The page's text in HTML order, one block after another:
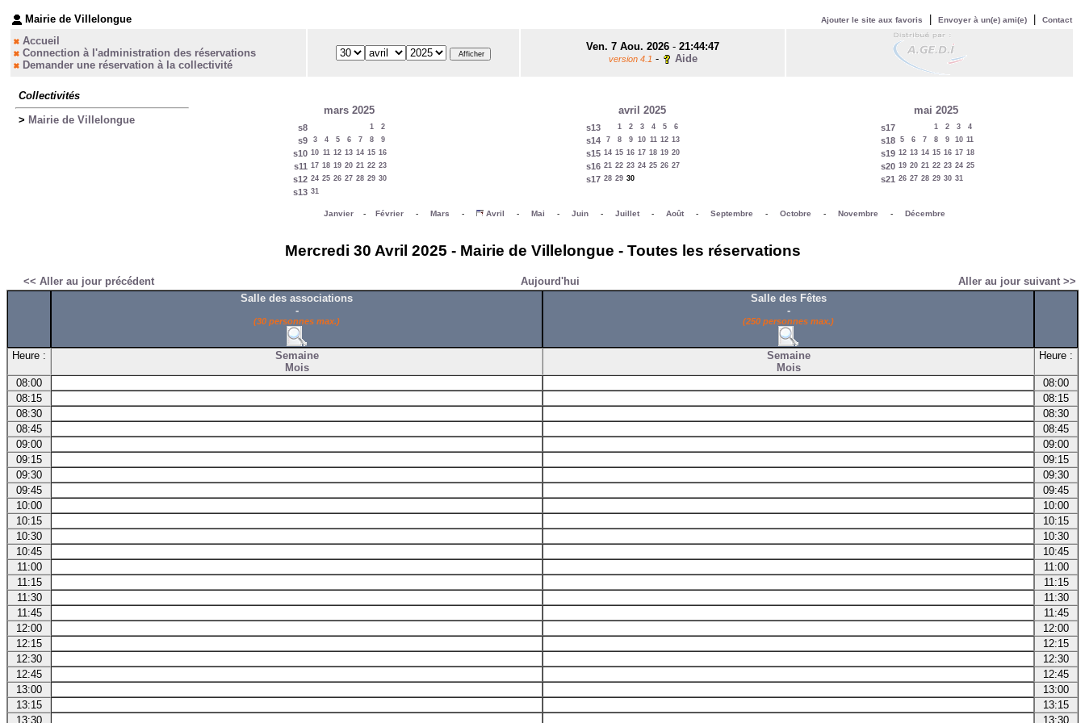
Mairie de Villelongue Ajouter le site aux favoris Envoyer à un(e) ami(e) Contact
Accueil
Connection à l'administration des réservations
Demander une réservation à la collectivité
Ven. 7 Aou. 2026 - 21:44:47
version 4.1 - Aide
Collectivités
> Mairie de Villelongue
mars 2025
s8 1 2
s9 3 4 5 6 7 8 9
s10 10 11 12 13 14 15 16
s11 17 18 19 20 21 22 23
s12 24 25 26 27 28 29 30
s13 31
avril 2025
s13 1 2 3 4 5 6
s14 7 8 9 10 11 12 13
s15 14 15 16 17 18 19 20
s16 21 22 23 24 25 26 27
s17 28 29 30
mai 2025
s17 1 2 3 4
s18 5 6 7 8 9 10 11
s19 12 13 14 15 16 17 18
s20 19 20 21 22 23 24 25
s21 26 27 28 29 30 31
Janvier- Février- Mars - Avril - Mai - Juin- Juillet- Août- Septembre - Octobre - Novembre - Décembre
Mercredi 30 Avril 2025 - Mairie de Villelongue - Toutes les réservations
<< Aller au jour précédent Aujourd'hui
Aller au jour suivant >>
Salle des associations
-
(30 personnes max.)
Salle des Fêtes
-
(250 personnes max.)
Heure :
Semaine
Mois
Semaine
Mois
Heure :
08:00
08:00
08:15
08:15
08:30
08:30
08:45
08:45
09:00
09:00
09:15
09:15
09:30
09:30
09:45
09:45
10:00
10:00
10:15
10:15
10:30
10:30
10:45
10:45
11:00
11:00
11:15
11:15
11:30
11:30
11:45
11:45
12:00
12:00
12:15
12:15
12:30
12:30
12:45
12:45
13:00
13:00
13:15
13:15
13:30
13:30